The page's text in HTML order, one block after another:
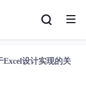
Excel设计实现的关